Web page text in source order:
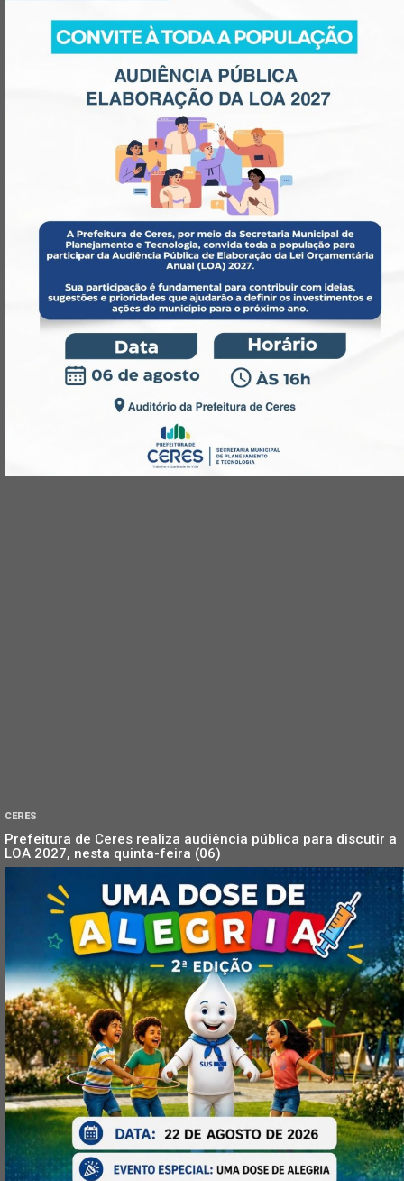
CERES
Prefeitura de Ceres realiza audiência pública para discutir a
LOA 2027, nesta quinta-feira (06)